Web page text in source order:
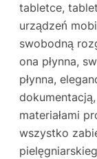
tabletce,
urządzeń
swobodną
ona płynna,
płynna,
materiałami
wszystko